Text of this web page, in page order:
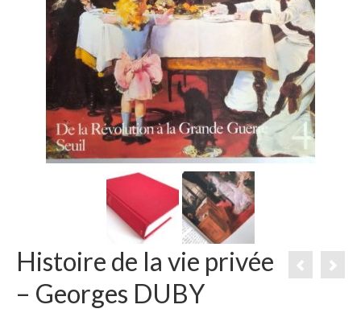
Histoire de la vie privée
– Georges DUBY